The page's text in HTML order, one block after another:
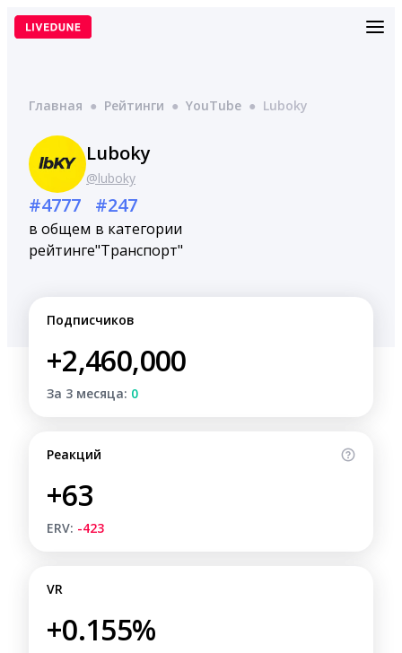
Перейти
Главная ● Рейтинги ● YouTube ● Luboky
Luboky
@luboky
#4777
в общем
рейтинге
#247
в категории
"Транспорт"
Подписчиков
+2,460,000
За 3 месяца: 0
Реакций
+63
ERV: -423
VR
+0.155%